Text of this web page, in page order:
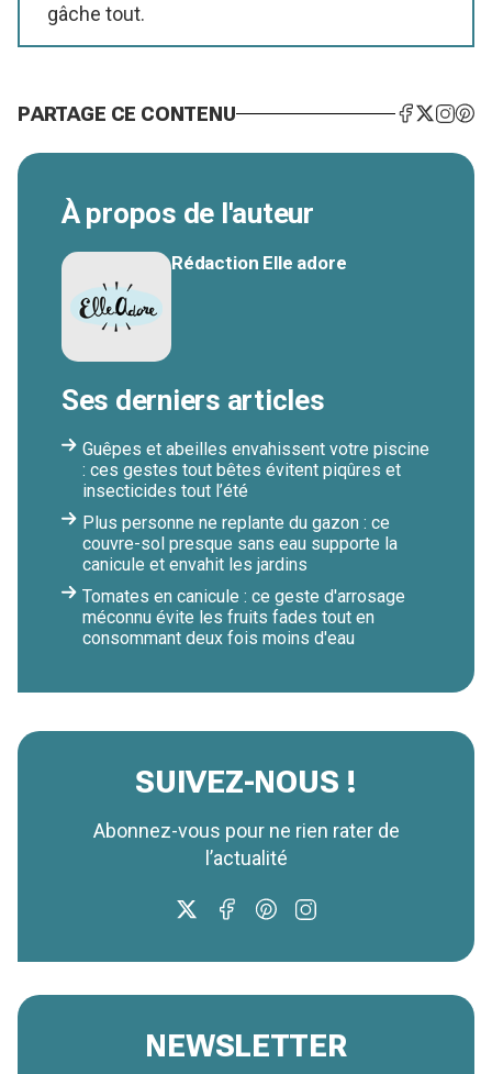
gâche tout.
PARTAGE CE CONTENU
À propos de l'auteur
Rédaction Elle adore
Ses derniers articles
Guêpes et abeilles envahissent votre piscine
: ces gestes tout bêtes évitent piqûres et
insecticides tout l’été
Plus personne ne replante du gazon : ce
couvre-sol presque sans eau supporte la
canicule et envahit les jardins
Tomates en canicule : ce geste d'arrosage
méconnu évite les fruits fades tout en
consommant deux fois moins d'eau
SUIVEZ-NOUS !
Abonnez-vous pour ne rien rater de
l’actualité
NEWSLETTER